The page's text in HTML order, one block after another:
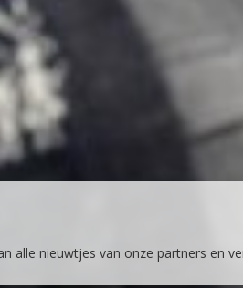
alle nieuwtjes van onze partners en